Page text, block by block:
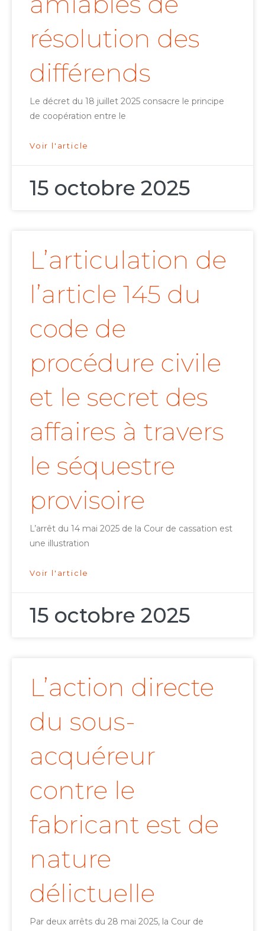
résolution des
différends
Le décret du 18 juillet 2025 consacre le principe
de coopération entre le
Voir l'article
15 octobre 2025
L’articulation de
l’article 145 du
code de
procédure civile
et le secret des
affaires à travers
le séquestre
provisoire
L’arrêt du 14 mai 2025 de la Cour de cassation est
une illustration
Voir l'article
15 octobre 2025
L’action directe
du sous-
acquéreur
contre le
fabricant est de
nature
délictuelle
Par deux arrêts du 28 mai 2025, la Cour de